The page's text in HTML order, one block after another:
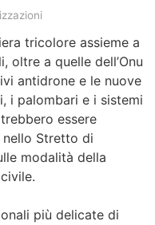
tricolore assieme a
oltre a quelle dell’Onu
antidrone e le nuove
i palombari e i sistemi
essere
nello Stretto di
modalità della
più delicate di